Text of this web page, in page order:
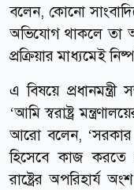
বলেন, কোনো
অভিযোগ থাকলে তা
প্রক্রিয়ার মাধ্যমেই
এ বিষয়ে
‘আমি স্বরাষ্ট্র
আরো বলেন, ‘সরকার
হিসেবে কাজ করতে
রাষ্ট্রের অপরিহার্য